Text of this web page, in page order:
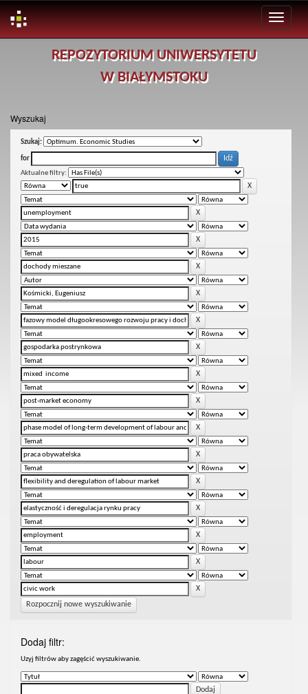
REPOZYTORIUM UNIWERSYTETU
W BIAŁYMSTOKU
Wyszukaj
Szukaj:
for
Aktualne filtry:
Rozpocznij nowe wyszukiwanie
Dodaj filtr:
Uzyj filtrów aby zagęścić wyszukiwanie.